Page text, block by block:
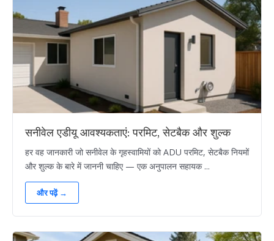
सनीवेल एडीयू आवश्यकताएं: परमिट, सेटबैक और शुल्क
हर वह जानकारी जो सनीवेल के गृहस्वामियों को ADU परमिट, सेटबैक नियमों
और शुल्क के बारे में जाननी चाहिए — एक अनुपालन सहायक ...
और पढ़ें →